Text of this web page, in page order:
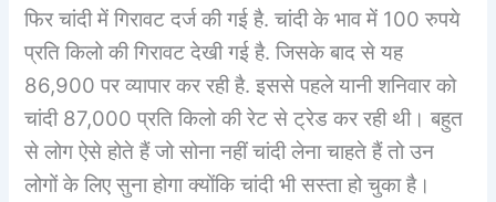
फिर चांदी में गिरावट दर्ज की गई है. चांदी के भाव में 100 रुपये
प्रति किलो की गिरावट देखी गई है. जिसके बाद से यह
86,900 पर व्यापार कर रही है. इससे पहले यानी शनिवार को
चांदी 87,000 प्रति किलो की रेट से ट्रेड कर रही थी। बहुत
से लोग ऐसे होते हैं जो सोना नहीं चांदी लेना चाहते हैं तो उन
लोगों के लिए सुना होगा क्योंकि चांदी भी सस्ता हो चुका है।